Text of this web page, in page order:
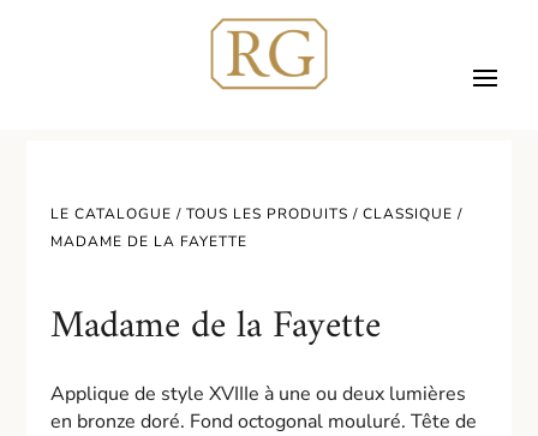
LE CATALOGUE /TOUS LES PRODUITS /CLASSIQUE /
MADAME DE LA FAYETTE
Madame de la Fayette
Applique de style XVIIIe à une ou deux lumières
en bronze doré. Fond octogonal mouluré. Tête de